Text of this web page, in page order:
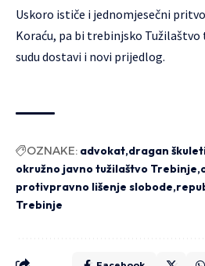
Uskoro ističe i jednomjesečni
Koraću, pa bi trebinjsko Tužilaštvo
sudu dostavi i novi prijedlog.
OZNAKE: advokat dragan
okružno javno tužilaštvo Trebinje
protivpravno lišenje slobode
Trebinje